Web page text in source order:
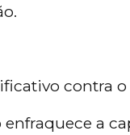
contra
enfraquece a